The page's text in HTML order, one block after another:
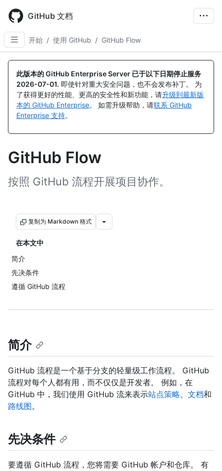
main
content
GitHub 文档
开始 / 使用 GitHub / GitHub Flow
此版本的 GitHub Enterprise Server 已于以下日期停止服务
2026-07-01. 即使针对重大安全问题，也不会发布补丁。 为
了获得更好的性能、更高的安全性和新功能，请升级到最新版
本的 GitHub Enterprise。 如需升级帮助，请联系 GitHub
Enterprise 支持。
GitHub Flow
按照 GitHub 流程开展项目协作。
复制为 Markdown 格式
在本文中
简介
先决条件
遵循 GitHub 流程
简介
GitHub 流程是一个基于分支的轻量级工作流程。 GitHub
流程对每个人都有用，而不仅仅是开发者。 例如，在
GitHub 中，我们使用 GitHub 流来表示站点策略、 文档和
路线图。
先决条件
要遵循 GitHub 流程，您将需要 GitHub 帐户和仓库。 有